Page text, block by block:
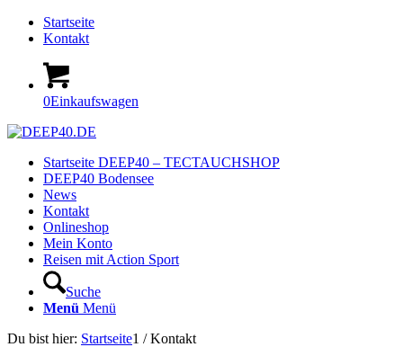
Startseite
Kontakt
0Einkaufswagen
Startseite DEEP40 – TECTAUCHSHOP
DEEP40 Bodensee
News
Kontakt
Onlineshop
Mein Konto
Reisen mit Action Sport
Suche
Menü Menü
Du bist hier: Startseite1 / Kontakt